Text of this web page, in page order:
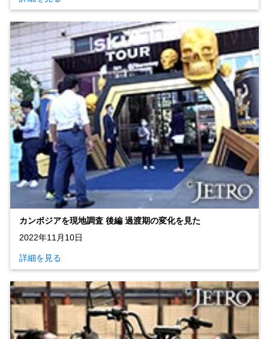
カンボジアを現地調査 後編 過渡期の変化を見た
2022年11月10日
詳細を見る